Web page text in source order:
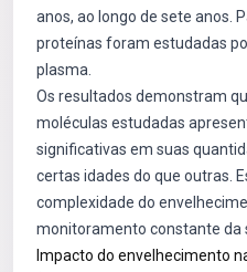
anos, ao longo de sete anos.
proteínas foram estudadas
plasma.
Os resultados demonstram
moléculas estudadas
significativas em suas
certas idades do que outras.
complexidade do
monitoramento constante da
Impacto do envelhecimento